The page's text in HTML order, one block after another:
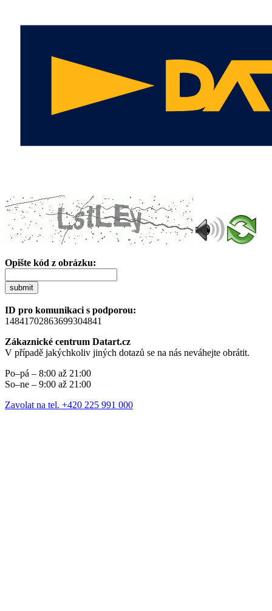
Opište kód z obrázku:
submit
ID pro komunikaci s podporou:
14841702863699304841
Zákaznické centrum Datart.cz
V případě jakýchkoliv jiných dotazů se na nás neváhejte obrátit.
Po–pá – 8:00 až 21:00
So–ne – 9:00 až 21:00
Zavolat na tel. +420 225 991 000